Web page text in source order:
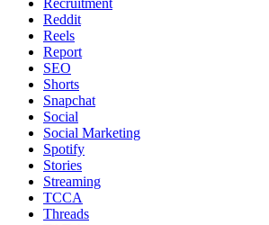
Recruitment
Reddit
Reels
Report
SEO
Shorts
Snapchat
Social
Social Marketing
Spotify
Stories
Streaming
TCCA
Threads